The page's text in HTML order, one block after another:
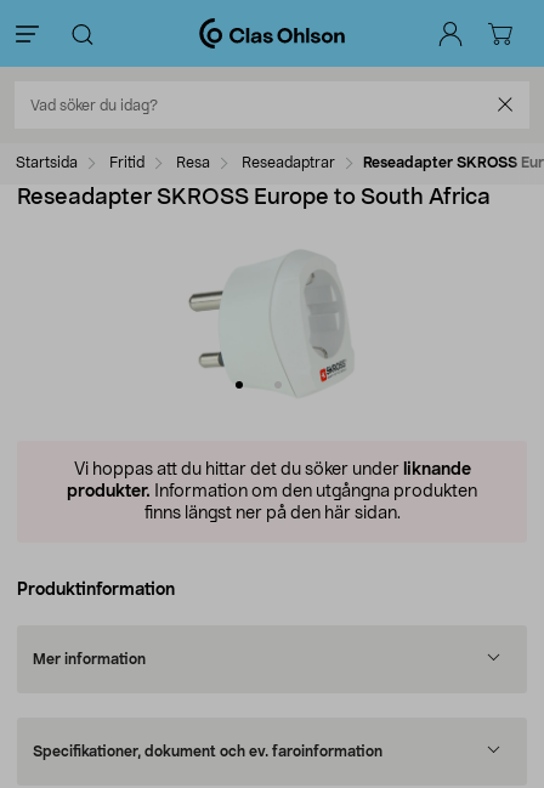
Startsida Fritid Resa Reseadaptrar Reseadapter SKROSS
Reseadapter SKROSS Europe to South Africa
Vi hoppas att du hittar det du söker under liknande
produkter. Information om den utgångna produkten
finns längst ner på den här sidan.
Produktinformation
Mer information
Specifikationer, dokument och ev. faroinformation